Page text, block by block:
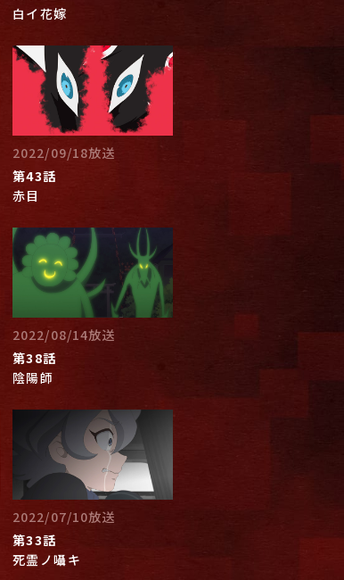
白イ花嫁
2022/09/18放送
第43話
赤目
2022/08/14放送
第38話
陰陽師
2022/07/10放送
第33話
死霊ノ囁キ